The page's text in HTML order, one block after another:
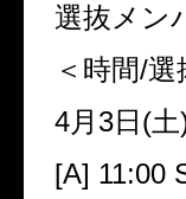
選抜メン
＜時間/選
4月 3日 (土
[A] 11:00